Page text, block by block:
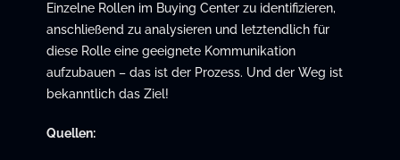
Einzelne Rollen im Buying Center zu identifizieren,
anschließend zu analysieren und letztendlich für
diese Rolle eine geeignete Kommunikation
aufzubauen – das ist der Prozess. Und der Weg ist
bekanntlich das Ziel!
Quellen: